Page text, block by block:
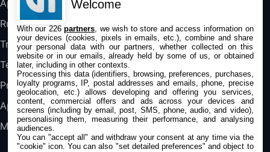
Jeu FIFA 20 sur PC (code à télécharger)
45,98€57,99€Rue Du Commerce (Vendeur Tiers)
Applications
Rumeurs
Trucs & astuces
Tests
Promos
Apple
Mac
Welcome
With our 226partners , we wish to store and access information on
your devices (cookies, pixels in emails, etc.), combine and share
your personal data with our partners, whether collected on this
website or in our emails, already held by some of us, or obtained
later, including in other contexts.
Processing this data (identifiers, browsing, preferences, purchases,
loyalty programs, IP, postal addresses and emails, phone, precise
geolocation, etc.) allows developing and offering you services,
content, commercial offers and ads across your devices and
screens (including by email, post, SMS, phone, audio, and video),
personalising them, measuring their performance, and analysing
audiences.
You can "accept all" and withdraw your consent at any time via the
"cookie" icon. You can also "set detailed preferences" and object to